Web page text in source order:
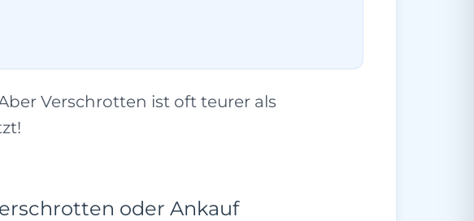
Verschrotten ist oft teurer als
oder Ankauf